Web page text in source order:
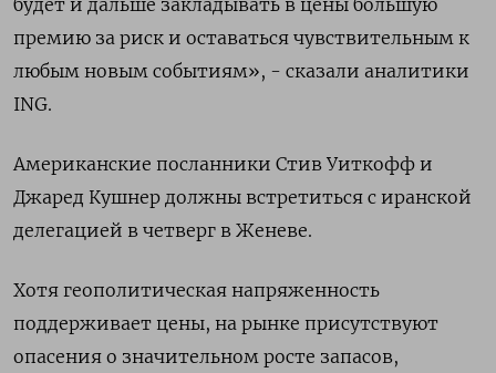
будет и дальше закладывать ​в цены большую
премию за риск и оставаться чувствительным к
любым новым событиям», - сказали аналитики
ING.
Американские посланники Стив Уиткофф и
Джаред Кушнер должны встретиться с иранской
делегацией в четверг в Женеве.
Хотя геополитическая напряженность
поддерживает цены, на рынке ​присутствуют
опасения о ⁠значительном росте запасов,